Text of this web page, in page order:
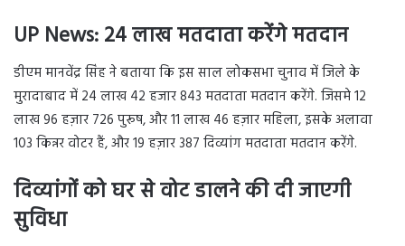
UP News:24 लाख मतदाता करेंगे मतदान
डीएम मानवेंद्र सिंह ने बताया कि इस साल लोकसभा चुनाव में जिले के
मुरादाबाद में 24 लाख 42 हजार 843 मतदाता मतदान करेंगे. जिसमे 12
लाख 96 हज़ार 726 पुरूष, और 11 लाख 46 हज़ार महिला, इसके अलावा
103 किन्नर वोटर हैं, और 19 हज़ार 387 दिव्यांग मतदाता मतदान करेंगे.
दिव्यांगों को घर से वोट डालने की दी जाएगी
सुविधा